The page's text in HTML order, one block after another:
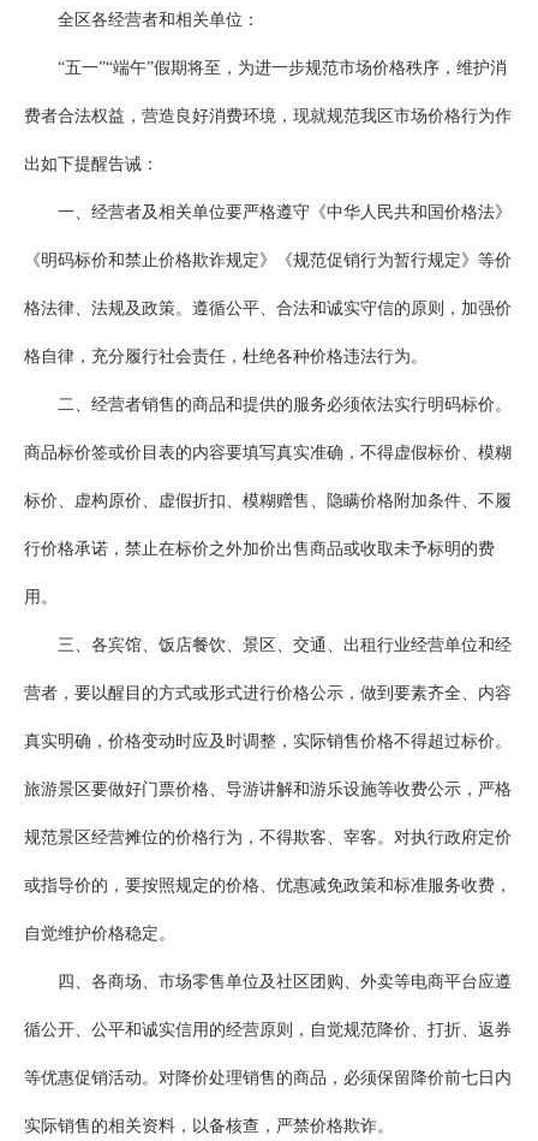
全区各经营者和相关单位：
“五一”“端午”假期将至，为进一步规范市场价格秩序，维护消
费者合法权益，营造良好消费环境，现就规范我区市场价格行为作
出如下提醒告诫：
一、经营者及相关单位要严格遵守《中华人民共和国价格法》
《明码标价和禁止价格欺诈规定》《规范促销行为暂行规定》等价
格法律、法规及政策。遵循公平、合法和诚实守信的原则，加强价
格自律，充分履行社会责任，杜绝各种价格违法行为。
二、经营者销售的商品和提供的服务必须依法实行明码标价。
商品标价签或价目表的内容要填写真实准确，不得虚假标价、模糊
标价、虚构原价、虚假折扣、模糊赠售、隐瞒价格附加条件、不履
行价格承诺，禁止在标价之外加价出售商品或收取未予标明的费
用。
三、各宾馆、饭店餐饮、景区、交通、出租行业经营单位和经
营者，要以醒目的方式或形式进行价格公示，做到要素齐全、内容
真实明确，价格变动时应及时调整，实际销售价格不得超过标价。
旅游景区要做好门票价格、导游讲解和游乐设施等收费公示，严格
规范景区经营摊位的价格行为，不得欺客、宰客。对执行政府定价
或指导价的，要按照规定的价格、优惠减免政策和标准服务收费，
自觉维护价格稳定。
四、各商场、市场零售单位及社区团购、外卖等电商平台应遵
循公开、公平和诚实信用的经营原则，自觉规范降价、打折、返券
等优惠促销活动。对降价处理销售的商品，必须保留降价前七日内
实际销售的相关资料，以备核查，严禁价格欺诈。